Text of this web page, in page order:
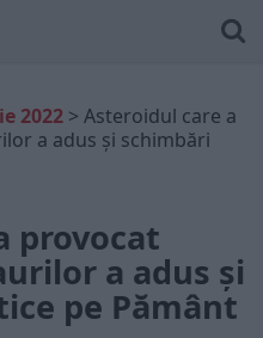
2022 > Asteroidul care a
a adus și schimbări
provocat
a adus și
pe Pământ